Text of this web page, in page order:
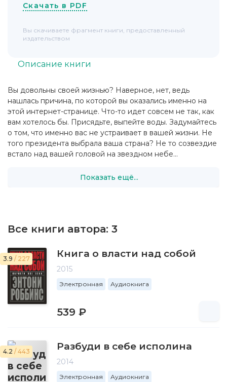
Вы довольны своей жизнью? Наверное, нет, ведь
нашлась причина, по которой вы оказались именно на
этой интернет-странице. Что-то идет совсем не так, как
вам хотелось бы. Присядьте, выпейте воды. Задумайтесь
о том, что именно вас не устраивает в вашей жизни. Не
того президента выбрала ваша страна? Не то созвездие
встало над вашей головой на звездном небе...
Показать ещё...
Описание книги
Все книги автора: 3
3.9 / 227 Книга о власти над собой
2015
Электронная Аудиокнига
539 ₽
4.2 / 443 Разбуди в себе исполина
2014
Электронная Аудиокнига
Скачать в PDF
Вы скачиваете фрагмент книги, предоставленный
издательством